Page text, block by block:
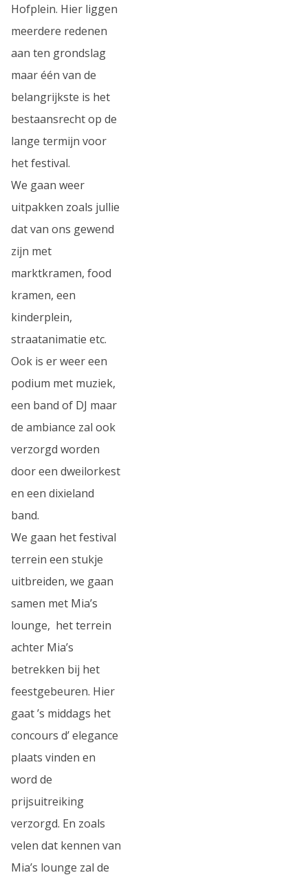
Hofplein. Hier liggen
meerdere redenen
aan ten grondslag
maar één van de
belangrijkste is het
bestaansrecht op de
lange termijn voor
het festival.
We gaan weer
uitpakken zoals jullie
dat van ons gewend
zijn met
marktkramen, food
kramen, een
kinderplein,
straatanimatie etc.
Ook is er weer een
podium met muziek,
een band of DJ maar
de ambiance zal ook
verzorgd worden
door een dweilorkest
en een dixieland
band.
We gaan het festival
terrein een stukje
uitbreiden, we gaan
samen met Mia’s
lounge, het terrein
achter Mia’s
betrekken bij het
feestgebeuren. Hier
gaat ’s middags het
concours d’ elegance
plaats vinden en
word de
prijsuitreiking
verzorgd. En zoals
velen dat kennen van
Mia’s lounge zal de